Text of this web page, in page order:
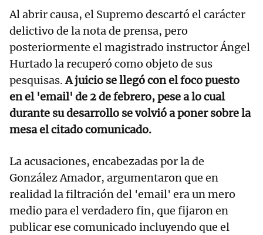
Al abrir causa, el Supremo descartó el carácter
delictivo de la nota de prensa, pero
posteriormente el magistrado instructor Ángel
Hurtado la recuperó como objeto de sus
pesquisas.A juicio se llegó con el foco puesto
en el 'email' de 2 de febrero, pese a lo cual
durante su desarrollo se volvió a poner sobre la
mesa el citado comunicado.
La acusaciones, encabezadas por la de
González Amador, argumentaron que en
realidad la filtración del 'email' era un mero
medio para el verdadero fin, que fijaron en
publicar ese comunicado incluyendo que el